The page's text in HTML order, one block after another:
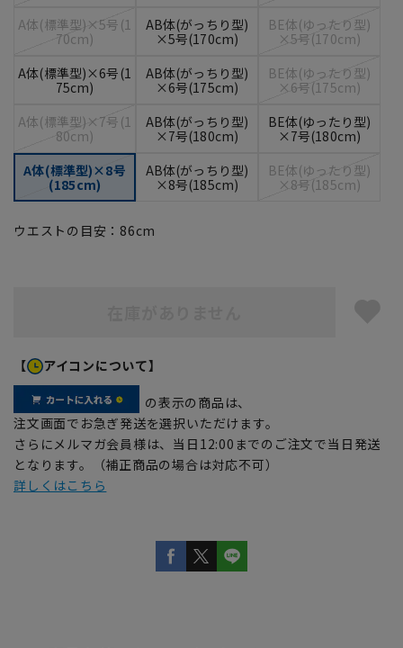
A体(標準型)×5号(1
70cm)
AB体(がっちり型)
×5号(170cm)
BE体(ゆったり型)
×5号(170cm)
A体(標準型)×6号(1
75cm)
AB体(がっちり型)
×6号(175cm)
BE体(ゆったり型)
×6号(175cm)
A体(標準型)×7号(1
80cm)
AB体(がっちり型)
×7号(180cm)
BE体(ゆったり型)
×7号(180cm)
A体(標準型)×8号
(185cm)
AB体(がっちり型)
×8号(185cm)
BE体(ゆったり型)
×8号(185cm)
ウエストの目安： 86cm
【 アイコンについて】
の表示の商品は、
注文画面でお急ぎ発送を選択いただけます。
さらにメルマガ会員様は、当日12:00までのご注文で当日発送
となります。（補正商品の場合は対応不可）
詳しくはこちら